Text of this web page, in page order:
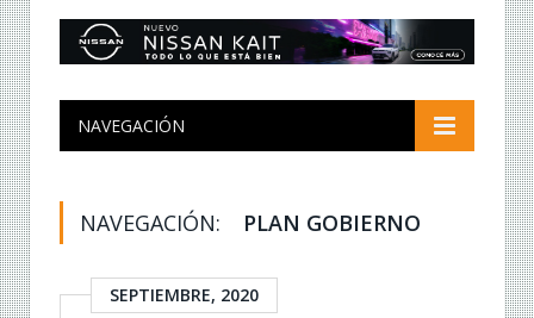
NAVEGACIÓN
NAVEGACIÓN: PLAN GOBIERNO
SEPTIEMBRE, 2020